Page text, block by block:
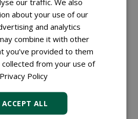
07-2023 181 sec
Kraakman nu ook dealer
Tru-Turf
13-02-2023 33 sec
about your use of our
and analytics
combine it with other
you’ve provided to them
collected from your use of
Privacy Policy
ACCEPT ALL